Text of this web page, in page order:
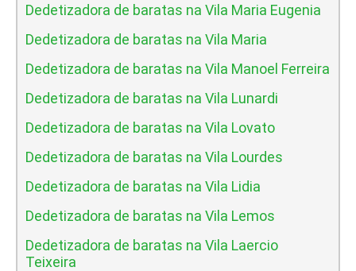
Dedetizadora de baratas na Vila Maria Eugenia
Dedetizadora de baratas na Vila Maria
Dedetizadora de baratas na Vila Manoel Ferreira
Dedetizadora de baratas na Vila Lunardi
Dedetizadora de baratas na Vila Lovato
Dedetizadora de baratas na Vila Lourdes
Dedetizadora de baratas na Vila Lidia
Dedetizadora de baratas na Vila Lemos
Dedetizadora de baratas na Vila Laercio
Teixeira